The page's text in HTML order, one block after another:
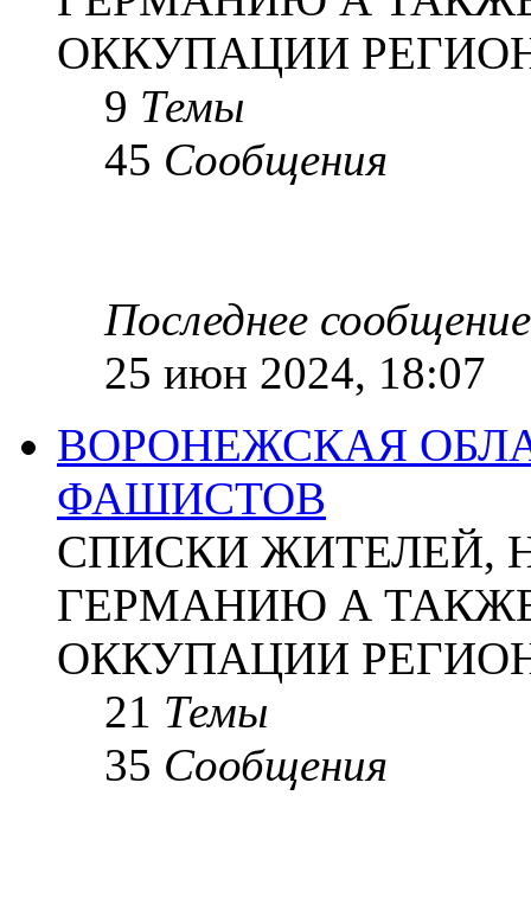
ОККУПАЦИИ
9 Темы
45 Сообщения
Последнее сообщение
25 июн 2024, 18:07
ВОРОНЕЖСКАЯ
ФАШИСТОВ
СПИСКИ ЖИТЕЛЕЙ,
ГЕРМАНИЮ А
ОККУПАЦИИ
21 Темы
35 Сообщения